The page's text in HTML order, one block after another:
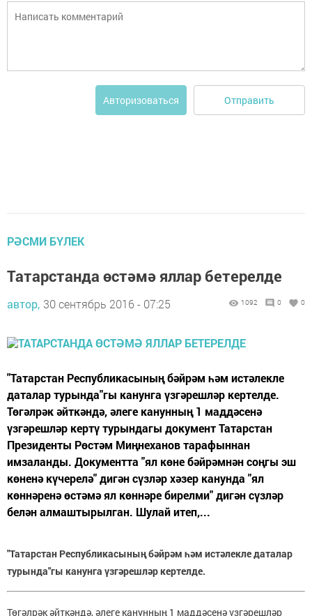
Авторизоваться Отправить
РӘСМИ БҮЛЕК
Татарстанда өстәмә яллар бетерелде
автор, 30 сентябрь 2016 - 07:25 1092 0 0
"Татарстан Республикасының бәйрәм һәм истәлекле
даталар турында"гы канунга үзгәрешләр кертелде.
Төгәлрәк әйткәндә, әлеге канунның 1 маддәсенә
үзгәрешләр кертү турындагы документ Татарстан
Президенты Рөстәм Миңнеханов тарафыннан
имзаланды. Документта "ял көне бәйрәмнән соңгы эш
көненә күчерелә" дигән сүзләр хәзер канунда "ял
көннәренә өстәмә ял көннәре бирелми" дигән сүзләр
белән алмаштырылган. Шулай итеп,...
"Татарстан Республикасының бәйрәм һәм истәлекле даталар
турында"гы канунга үзгәрешләр кертелде.
Төгәлрәк әйткәндә, әлеге канунның 1 маддәсенә үзгәрешләр